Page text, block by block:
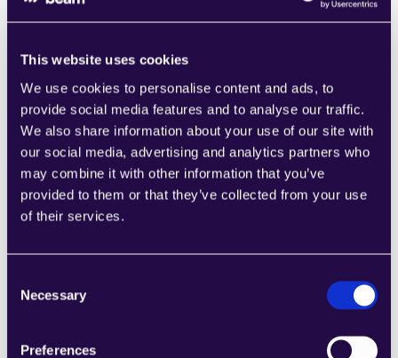
This website uses cookies
We use cookies to personalise content and ads, to
provide social media features and to analyse our traffic.
We also share information about your use of our site with
our social media, advertising and analytics partners who
may combine it with other information that you’ve
provided to them or that they’ve collected from your use
of their services.
Selection
Necessary
Preferences
Unternehmens entsprechen.
2Chat
Anforderungen Ihres wachsenden
Learn more